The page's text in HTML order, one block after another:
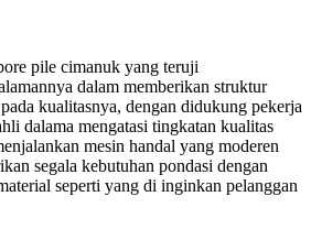
pile cimanuk yang teruji
dalam memberikan struktur
kualitasnya, dengan didukung pekerja
dalama mengatasi tingkatan kualitas
mesin handal yang moderen
segala kebutuhan pondasi dengan
seperti yang di inginkan pelanggan